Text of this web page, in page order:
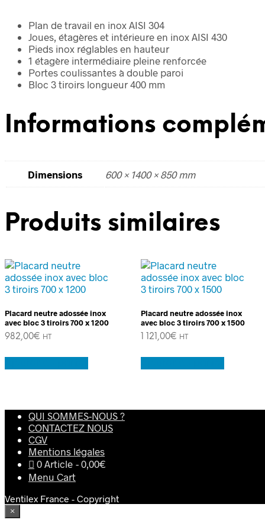
Plan de travail en inox AISI 304
Joues, étagères et intérieure en inox AISI 430
Pieds inox réglables en hauteur
1 étagère intermédiaire pleine renforcée
Portes coulissantes à double paroi
Bloc 3 tiroirs longueur 400 mm
Informations
Dimensions 600 × 1400 × 850 mm
Produits similaires
Placard neutre adossée inox
avec bloc 3 tiroirs 700 x 1200
982,00€ HT
Placard neutre adossée inox
avec bloc 3 tiroirs 700 x 1500
1 121,00€ HT
QUI SOMMES-NOUS ?
CONTACTEZ NOUS
CGV
Mentions légales
0 Article
0,00€
Menu Cart
Ventilex France - Copyright
×